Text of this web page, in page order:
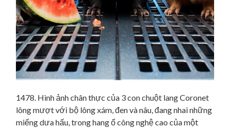
1478. Hình ảnh chân thực của 3 con chuột lang Coronet
lông mượt với bộ lông xám, đen và nâu, đang nhai những
miếng dưa hấu, trong hang ổ công nghệ cao của một